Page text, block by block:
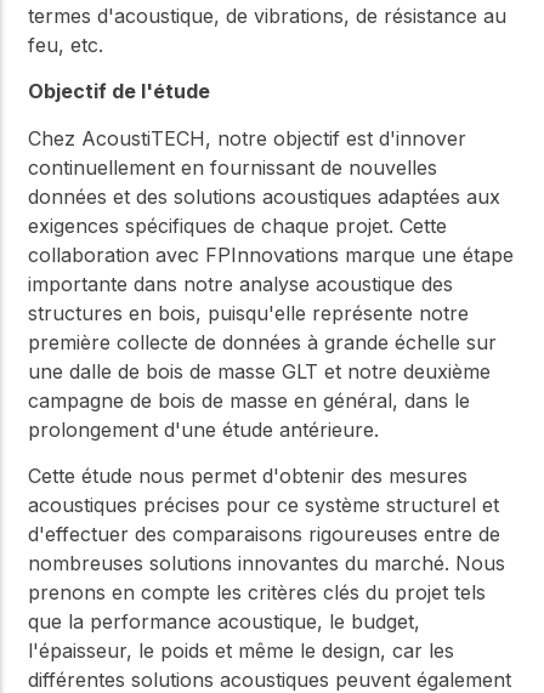
termes d'acoustique, de vibrations, de résistance au
feu, etc.
Objectif de l'étude
Chez AcoustiTECH, notre objectif est d'innover
continuellement en fournissant de nouvelles
données et des solutions acoustiques adaptées aux
exigences spécifiques de chaque projet. Cette
collaboration avec FPInnovations marque une étape
importante dans notre analyse acoustique des
structures en bois, puisqu'elle représente notre
première collecte de données à grande échelle sur
une dalle de bois de masse GLT et notre deuxième
campagne de bois de masse en général, dans le
prolongement d'une étude antérieure.
Cette étude nous permet d'obtenir des mesures
acoustiques précises pour ce système structurel et
d'effectuer des comparaisons rigoureuses entre de
nombreuses solutions innovantes du marché. Nous
prenons en compte les critères clés du projet tels
que la performance acoustique, le budget,
l'épaisseur, le poids et même le design, car les
différentes solutions acoustiques peuvent également